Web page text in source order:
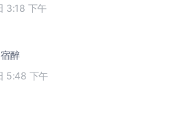
3:18 下午
醉
5:48 下午